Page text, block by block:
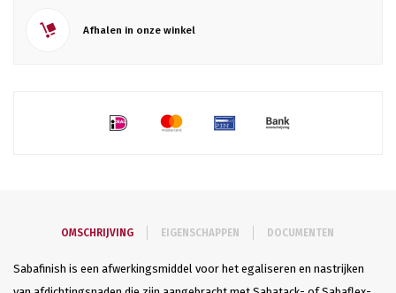
Afhalen in onze winkel
OMSCHRIJVING EIGENSCHAPPEN DOCUMENTEN
Sabafinish is een afwerkingsmiddel voor het egaliseren en nastrijken